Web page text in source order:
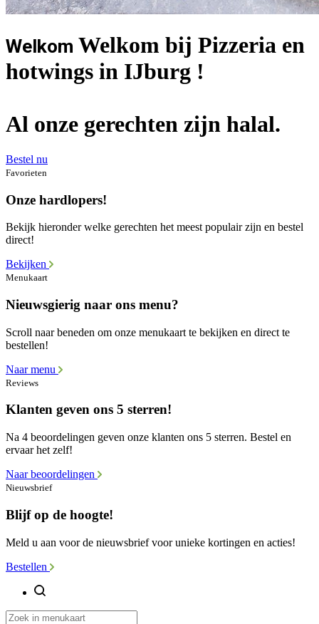
Welkom Welkom bij Pizzeria en
hotwings in IJburg !
Al onze gerechten zijn halal.
Bestel nu
Favorieten
Onze hardlopers!
Bekijk hieronder welke gerechten het meest populair zijn en bestel
direct!
Bekijken
Menukaart
Nieuwsgierig naar ons menu?
Scroll naar beneden om onze menukaart te bekijken en direct te
bestellen!
Naar menu
Reviews
Klanten geven ons 5 sterren!
Na 4 beoordelingen geven onze klanten ons 5 sterren. Bestel en
ervaar het zelf!
Naar beoordelingen
Nieuwsbrief
Blijf op de hoogte!
Meld u aan voor de nieuwsbrief voor unieke kortingen en acties!
Bestellen